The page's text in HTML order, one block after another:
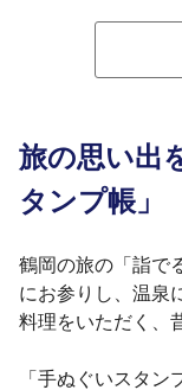
旅の思い出
タンプ帳」
鶴岡の旅の「詣で
にお参りし、温泉
料理をいただく、
「手ぬぐいスタ